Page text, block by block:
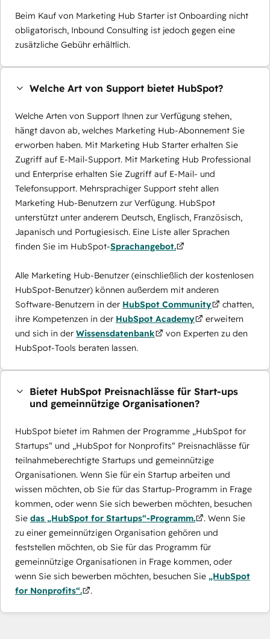
Beim Kauf von Marketing Hub Starter ist Onboarding nicht
obligatorisch, Inbound Consulting ist jedoch gegen eine
zusätzliche Gebühr erhältlich.
Welche Art von Support bietet HubSpot?
Welche Arten von Support Ihnen zur Verfügung stehen,
hängt davon ab, welches Marketing Hub-Abonnement Sie
erworben haben. Mit Marketing Hub Starter erhalten Sie
Zugriff auf E-Mail-Support. Mit Marketing Hub Professional
und Enterprise erhalten Sie Zugriff auf E-Mail- und
Telefonsupport. Mehrsprachiger Support steht allen
Marketing Hub-Benutzern zur Verfügung. HubSpot
unterstützt unter anderem Deutsch, Englisch, Französisch,
Japanisch und Portugiesisch. Eine Liste aller Sprachen
finden Sie im HubSpot-Sprachangebot.
Alle Marketing Hub-Benutzer (einschließlich der kostenlosen
HubSpot-Benutzer) können außerdem mit anderen
Software-Benutzern in der HubSpot Community
chatten,
ihre Kompetenzen in der HubSpot Academy
erweitern
und sich in der Wissensdatenbank
von Experten zu den
HubSpot-Tools beraten lassen.
Bietet HubSpot Preisnachlässe für Start-ups
und gemeinnützige Organisationen?
HubSpot bietet im Rahmen der Programme „HubSpot for
Startups“ und „HubSpot for Nonprofits“ Preisnachlässe für
teilnahmeberechtigte Startups und gemeinnützige
Organisationen. Wenn Sie für ein Startup arbeiten und
wissen möchten, ob Sie für das Startup-Programm in Frage
kommen, oder wenn Sie sich bewerben möchten, besuchen
Sie das „HubSpot for Startups“-Programm.
. Wenn Sie
zu einer gemeinnützigen Organisation gehören und
feststellen möchten, ob Sie für das Programm für
gemeinnützige Organisationen in Frage kommen, oder
wenn Sie sich bewerben möchten, besuchen Sie „HubSpot
for Nonprofits“.
.